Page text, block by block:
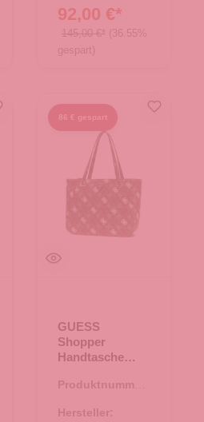
92,00 €*
145,00 €* (36.55%
gespart)
86 € gespart
GUESS
Shopper
Handtasche
Latte
Produktnummer:
Hersteller: